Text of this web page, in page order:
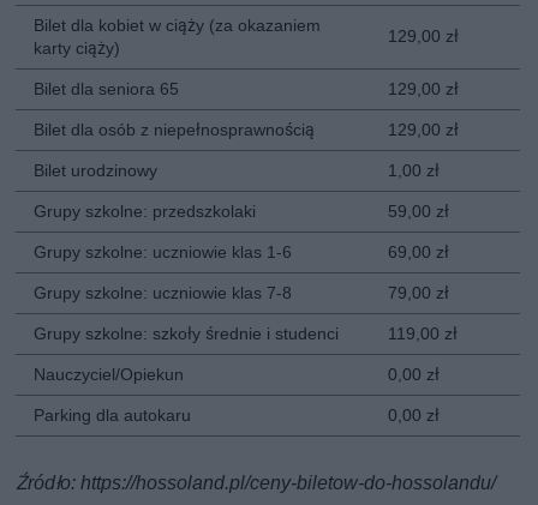
Bilet dla kobiet w ciąży (za okazaniem
karty ciąży)
129,00 zł
Bilet dla seniora 65 129,00 zł
Bilet dla osób z niepełnosprawnością 129,00 zł
Bilet urodzinowy 1,00 zł
Grupy szkolne: przedszkolaki 59,00 zł
Grupy szkolne: uczniowie klas 1-6 69,00 zł
Grupy szkolne: uczniowie klas 7-8 79,00 zł
Grupy szkolne: szkoły średnie i studenci 119,00 zł
Nauczyciel/Opiekun 0,00 zł
Parking dla autokaru 0,00 zł
Źródło: https://hossoland.pl/ceny-biletow-do-hossolandu/